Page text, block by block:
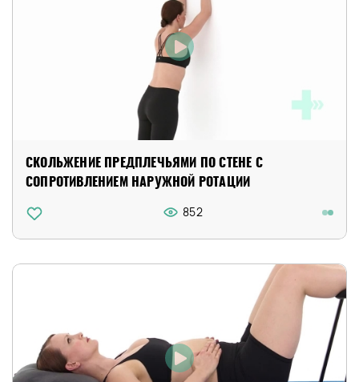
СКОЛЬЖЕНИЕ ПРЕДПЛЕЧЬЯМИ ПО СТЕНЕ С
СОПРОТИВЛЕНИЕМ НАРУЖНОЙ РОТАЦИИ
852